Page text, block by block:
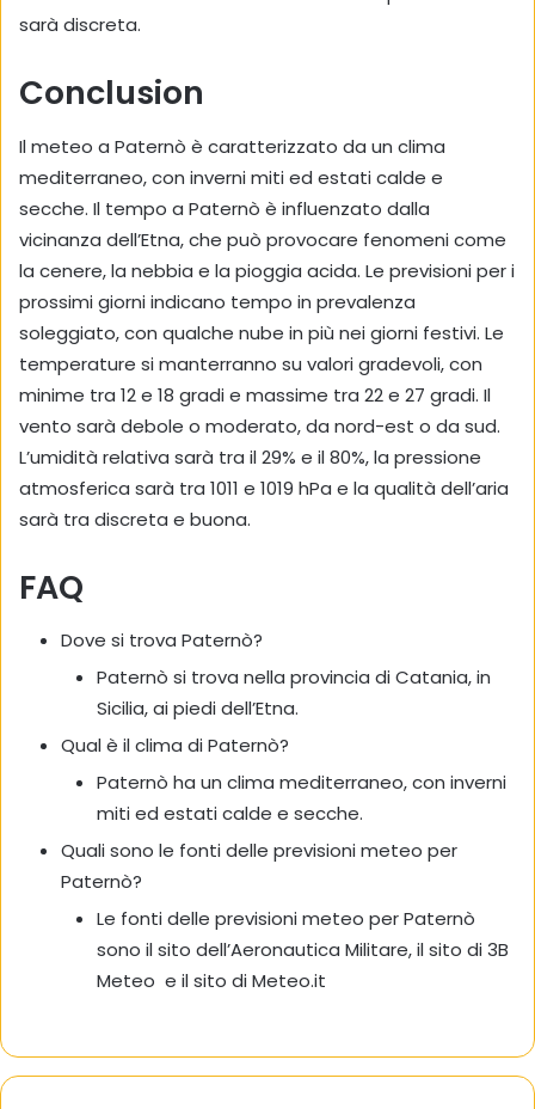
sarà discreta.
Conclusion
Il meteo a Paternò è caratterizzato da un clima
mediterraneo, con inverni miti ed estati calde e
secche. Il tempo a Paternò è influenzato dalla
vicinanza dell’Etna, che può provocare fenomeni come
la cenere, la nebbia e la pioggia acida. Le previsioni per i
prossimi giorni indicano tempo in prevalenza
soleggiato, con qualche nube in più nei giorni festivi. Le
temperature si manterranno su valori gradevoli, con
minime tra 12 e 18 gradi e massime tra 22 e 27 gradi. Il
vento sarà debole o moderato, da nord-est o da sud.
L’umidità relativa sarà tra il 29% e il 80%, la pressione
atmosferica sarà tra 1011 e 1019 hPa e la qualità dell’aria
sarà tra discreta e buona.
FAQ
Dove si trova Paternò?
Paternò si trova nella provincia di Catania, in
Sicilia, ai piedi dell’Etna.
Qual è il clima di Paternò?
Paternò ha un clima mediterraneo, con inverni
miti ed estati calde e secche.
Quali sono le fonti delle previsioni meteo per
Paternò?
Le fonti delle previsioni meteo per Paternò
sono il sito dell’Aeronautica Militare, il sito di 3B
Meteo e il sito di Meteo.it